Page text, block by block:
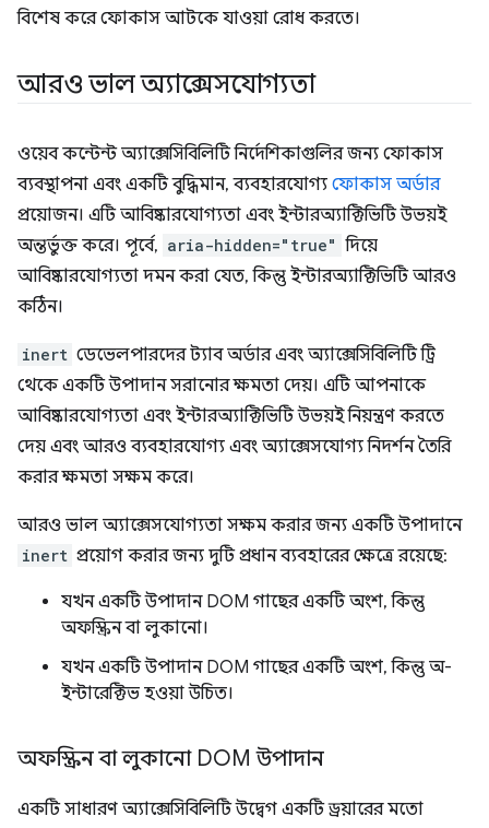
বিশেষ করে ফোকাস আটকে যাওয়া রোধ করতে।
আরও ভাল অ্যাক্সেসযোগ্যতা
ওয়েব কন্টেন্ট অ্যাক্সেসিবিলিটি নির্দেশিকাগুলির জন্য ফোকাস
ব্যবস্থাপনা এবং একটি বুদ্ধিমান, ব্যবহারযোগ্য ফোকাস অর্ডার
প্রয়োজন। এটি আবিষ্কারযোগ্যতা এবং ইন্টারঅ্যাক্টিভিটি উভয়ই
অন্তর্ভুক্ত করে। পূর্বে, aria-hidden="true" দিয়ে
আবিষ্কারযোগ্যতা দমন করা যেত, কিন্তু ইন্টারঅ্যাক্টিভিটি আরও
কঠিন।
inert ডেভেলপারদের ট্যাব অর্ডার এবং অ্যাক্সেসিবিলিটি ট্রি
থেকে একটি উপাদান সরানোর ক্ষমতা দেয়। এটি আপনাকে
আবিষ্কারযোগ্যতা এবং ইন্টারঅ্যাক্টিভিটি উভয়ই নিয়ন্ত্রণ করতে
দেয় এবং আরও ব্যবহারযোগ্য এবং অ্যাক্সেসযোগ্য নিদর্শন তৈরি
করার ক্ষমতা সক্ষম করে।
আরও ভাল অ্যাক্সেসযোগ্যতা সক্ষম করার জন্য একটি উপাদানে
inert প্রয়োগ করার জন্য দুটি প্রধান ব্যবহারের ক্ষেত্রে রয়েছে:
যখন একটি উপাদান DOM গাছের একটি অংশ, কিন্তু
অফস্ক্রিন বা লুকানো।
যখন একটি উপাদান DOM গাছের একটি অংশ, কিন্তু অ-
ইন্টারেক্টিভ হওয়া উচিত।
অফস্ক্রিন বা লুকানো DOM উপাদান
একটি সাধারণ অ্যাক্সেসিবিলিটি উদ্বেগ একটি ড্রয়ারের মতো